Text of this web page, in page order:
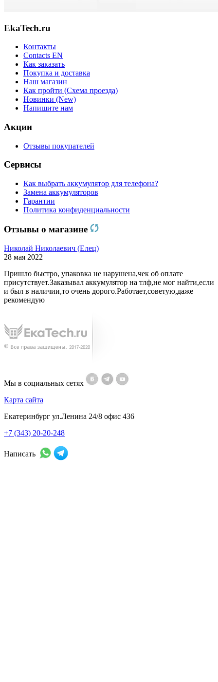
EkaTech.ru
Контакты
Contacts EN
Как заказать
Покупка и доставка
Наш магазин
Как пройти (Схема проезда)
Новинки (New)
Напишите нам
Акции
Отзывы покупателей
Сервисы
Как выбрать аккумулятор для телефона?
Замена аккумуляторов
Гарантии
Политика конфиденциальности
Отзывы о магазине
Николай Николаевич (Елец)
28 мая 2022
Пришло быстро, упаковка не нарушена,чек об оплате
присутствует.Заказывал аккумулятор на тлф,не мог найти,если
и был в наличии,то очень дорого.Работает,советую,даже
рекомендую
Мы в социальных сетях
Карта сайта
Екатеринбург ул.Ленина 24/8 офис 436
+7 (343) 20-20-248
Написать